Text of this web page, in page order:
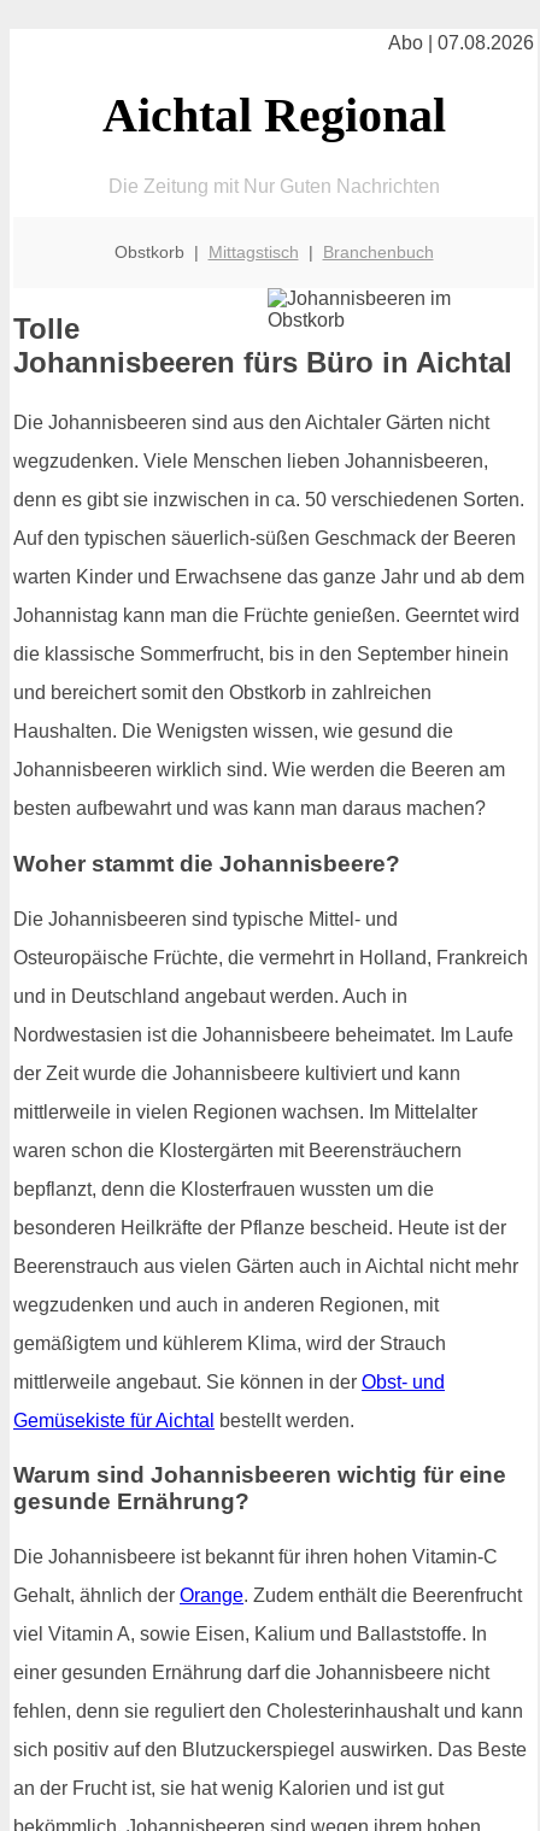
Abo | 07.08.2026
Aichtal Regional
Die Zeitung mit Nur Guten Nachrichten
Obstkorb | Mittagstisch | Branchenbuch
Tolle
Johannisbeeren fürs Büro in Aichtal
Die Johannisbeeren sind aus den Aichtaler Gärten nicht
wegzudenken. Viele Menschen lieben Johannisbeeren,
denn es gibt sie inzwischen in ca. 50 verschiedenen Sorten.
Auf den typischen säuerlich-süßen Geschmack der Beeren
warten Kinder und Erwachsene das ganze Jahr und ab dem
Johannistag kann man die Früchte genießen. Geerntet wird
die klassische Sommerfrucht, bis in den September hinein
und bereichert somit den Obstkorb in zahlreichen
Haushalten. Die Wenigsten wissen, wie gesund die
Johannisbeeren wirklich sind. Wie werden die Beeren am
besten aufbewahrt und was kann man daraus machen?
Woher stammt die Johannisbeere?
Die Johannisbeeren sind typische Mittel- und
Osteuropäische Früchte, die vermehrt in Holland, Frankreich
und in Deutschland angebaut werden. Auch in
Nordwestasien ist die Johannisbeere beheimatet. Im Laufe
der Zeit wurde die Johannisbeere kultiviert und kann
mittlerweile in vielen Regionen wachsen. Im Mittelalter
waren schon die Klostergärten mit Beerensträuchern
bepflanzt, denn die Klosterfrauen wussten um die
besonderen Heilkräfte der Pflanze bescheid. Heute ist der
Beerenstrauch aus vielen Gärten auch in Aichtal nicht mehr
wegzudenken und auch in anderen Regionen, mit
gemäßigtem und kühlerem Klima, wird der Strauch
mittlerweile angebaut. Sie können in der Obst- und
Gemüsekiste für Aichtal
bestellt werden.
Warum sind Johannisbeeren wichtig für eine
gesunde Ernährung?
Die Johannisbeere ist bekannt für ihren hohen Vitamin-C
Gehalt, ähnlich der Orange. Zudem enthält die Beerenfrucht
viel Vitamin A, sowie Eisen, Kalium und Ballaststoffe. In
einer gesunden Ernährung darf die Johannisbeere nicht
fehlen, denn sie reguliert den Cholesterinhaushalt und kann
sich positiv auf den Blutzuckerspiegel auswirken. Das Beste
an der Frucht ist, sie hat wenig Kalorien und ist gut
bekömmlich. Johannisbeeren sind wegen ihrem hohen